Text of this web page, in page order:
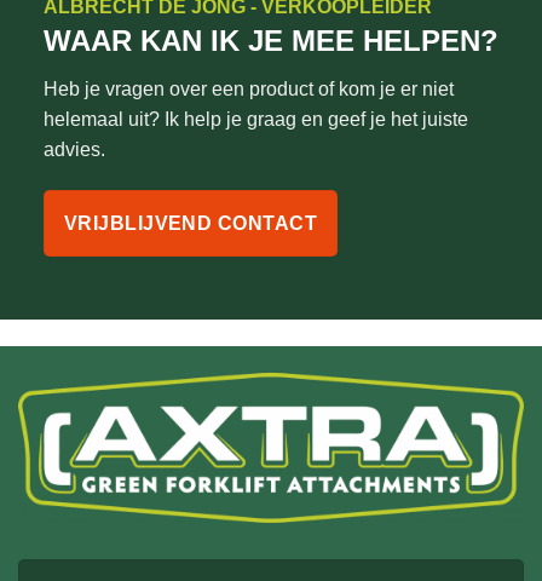
ALBRECHT DE JONG - VERKOOPLEIDER
WAAR KAN IK JE MEE HELPEN?
Heb je vragen over een product of kom je er niet
helemaal uit? Ik help je graag en geef je het juiste
advies.
VRIJBLIJVEND CONTACT